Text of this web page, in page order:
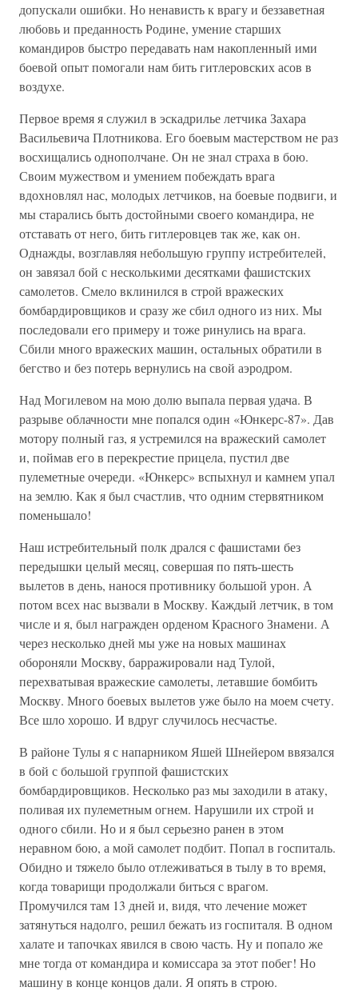
допускали ошибки. Но ненависть к врагу и беззаветная
любовь и преданность Родине, умение старших
командиров быстро передавать нам накопленный ими
боевой опыт помогали нам бить гитлеровских асов в
воздухе.
Первое время я служил в эскадрилье летчика Захара
Васильевича Плотникова. Его боевым мастерством не раз
восхищались однополчане. Он не знал страха в бою.
Своим мужеством и умением побеждать врага
вдохновлял нас, молодых летчиков, на боевые подвиги, и
мы старались быть достойными своего командира, не
отставать от него, бить гитлеровцев так же, как он.
Однажды, возглавляя небольшую группу истребителей,
он завязал бой с несколькими десятками фашистских
самолетов. Смело вклинился в строй вражеских
бомбардировщиков и сразу же сбил одного из них. Мы
последовали его примеру и тоже ринулись на врага.
Сбили много вражеских машин, остальных обратили в
бегство и без потерь вернулись на свой аэродром.
Над Могилевом на мою долю выпала первая удача. В
разрыве облачности мне попался один «Юнкерс-87». Дав
мотору полный газ, я устремился на вражеский самолет
и, поймав его в перекрестие прицела, пустил две
пулеметные очереди. «Юнкерс» вспыхнул и камнем упал
на землю. Как я был счастлив, что одним стервятником
поменьшало!
Наш истребительный полк дрался с фашистами без
передышки целый месяц, совершая по пять-шесть
вылетов в день, нанося противнику большой урон. А
потом всех нас вызвали в Москву. Каждый летчик, в том
числе и я, был награжден орденом Красного Знамени. А
через несколько дней мы уже на новых машинах
обороняли Москву, барражировали над Тулой,
перехватывая вражеские самолеты, летавшие бомбить
Москву. Много боевых вылетов уже было на моем счету.
Все шло хорошо. И вдруг случилось несчастье.
В районе Тулы я с напарником Яшей Шнейером ввязался
в бой с большой группой фашистских
бомбардировщиков. Несколько раз мы заходили в атаку,
поливая их пулеметным огнем. Нарушили их строй и
одного сбили. Но и я был серьезно ранен в этом
неравном бою, а мой самолет подбит. Попал в госпиталь.
Обидно и тяжело было отлеживаться в тылу в то время,
когда товарищи продолжали биться с врагом.
Промучился там 13 дней и, видя, что лечение может
затянуться надолго, решил бежать из госпиталя. В одном
халате и тапочках явился в свою часть. Ну и попало же
мне тогда от командира и комиссара за этот побег! Но
машину в конце концов дали. Я опять в строю.